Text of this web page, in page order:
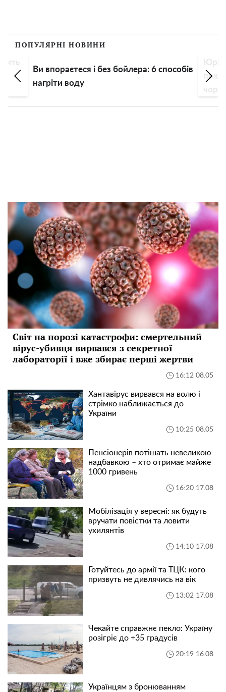
ПОПУЛЯРНІ НОВИНИ
Ви впораєтеся і без бойлера: 6 способів
нагріти воду
Світ на порозі катастрофи: смертельний
вірус-убивця вирвався з секретної
лабораторії і вже збирає перші жертви
16:12 08.05
Хантавірус вирвався на волю і
стрімко наближається до
України
10:25 08.05
Пенсіонерів потішать невеликою
надбавкою – хто отримає майже
1000 гривень
16:20 17.08
Мобілізація у вересні: як будуть
вручати повістки та ловити
ухилянтів
14:10 17.08
Готуйтесь до армії та ТЦК: кого
призвуть не дивлячись на вік
13:02 17.08
Чекайте справжнє пекло: Україну
розігріє до +35 градусів
20:19 16.08
Українцям з бронюванням